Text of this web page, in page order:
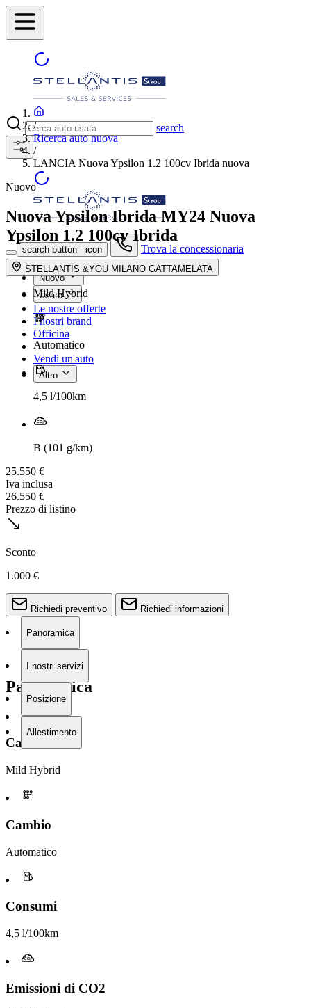
search
search button - icon Trova la concessionaria
Nuovo
Usato
Le nostre offerte
I nostri brand
Officina
Vendi un'auto
Altro
/
Ricerca auto nuova
/
LANCIA Nuova Ypsilon 1.2 100cv Ibrida nuova
Nuovo
Nuova Ypsilon Ibrida MY24 Nuova
Ypsilon 1.2 100cv Ibrida
STELLANTIS &YOU MILANO GATTAMELATA
Mild Hybrid
Automatico
4,5 l/100km
B (101 g/km)
25.550 €
Iva inclusa
26.550 €
Prezzo di listino
Sconto
1.000 €
Richiedi preventivo Richiedi informazioni
Panoramica
I nostri servizi
Posizione
Allestimento
Panoramica
Carburante
Mild Hybrid
Cambio
Automatico
Consumi
4,5 l/100km
Emissioni di CO2